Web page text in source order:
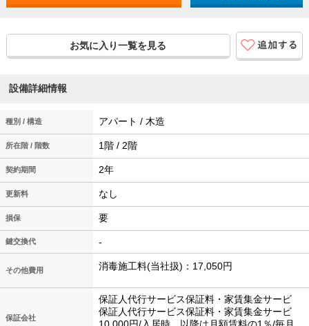
お気に入り一覧を見る
設備詳細情報
種別 / 構造 アパート / 木造
所在階 / 階数 1階 / 2階
契約期間 2年
更新料 なし
損保 要
鍵交換代 -
その他費用 消毒施工料(当社扱)：17,050円
保証会社
保証人代行サービス保証料・家賃集金サービ
保証人代行サービス保証料・家賃集金サービ